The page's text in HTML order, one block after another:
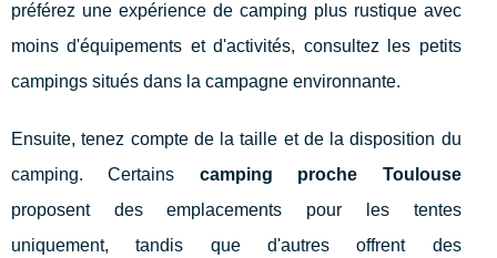
préférez une expérience de camping plus rustique avec
moins d'équipements et d'activités, consultez les petits
campings situés dans la campagne environnante.
Ensuite, tenez compte de la taille et de la disposition du
camping. Certains camping proche Toulouse
proposent des emplacements pour les tentes
uniquement, tandis que d'autres offrent des